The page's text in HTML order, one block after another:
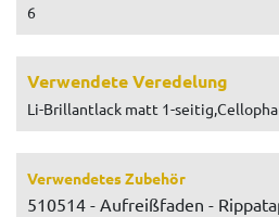
6
Verwendete Veredelung
Li-Brillantlack matt 1-
Verwendetes Zubehör
510514 - Aufreißfaden -